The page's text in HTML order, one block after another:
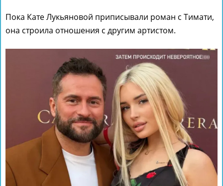
Пока Кате Лукьяновой приписывали роман с Тимати,
она строила отношения с другим артистом.